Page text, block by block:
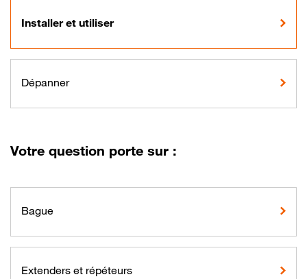
Installer et utiliser
Dépanner
Votre question porte sur :
Bague
Extenders et répéteurs